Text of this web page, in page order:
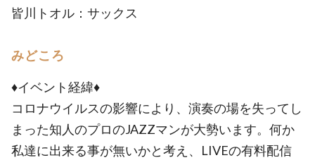
皆川トオル：サックス
みどころ
♦︎イベント経緯♦︎
コロナウイルスの影響により、演奏の場を失ってし
まった知人のプロのJAZZマンが大勢います。何か
私達に出来る事が無いかと考え、LIVEの有料配信